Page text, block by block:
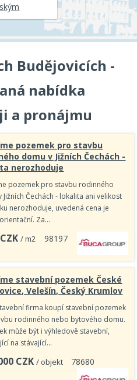
Budějovicích -
nabídka
a pronájmu
pozemek pro stavbu
domu v Jižních Čechách -
nerozhoduje
pozemek pro stavbu rodinného
Jižních Čechách - lokalita ani velikost
nerozhoduje, uvedená cena je
Za…
CZK / m2 98197
stavební pozemek České
Velešín, Český Krumlov
firma koupí stavební pozemek
rodinného nebo bytového domu.
může být i výhledově stavební,
na stávající…
CZK / objekt 78680